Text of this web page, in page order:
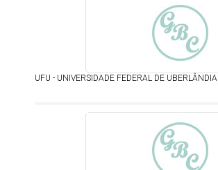
UFU - UNIVERSIDADE FEDERAL DE UBERLÂNDIA